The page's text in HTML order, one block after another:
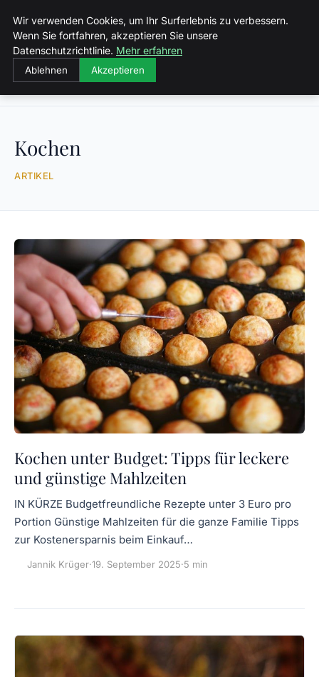
Malzminden
Kochen
ARTIKEL
Kochen unter Budget: Tipps für leckere
und günstige Mahlzeiten
IN KÜRZE Budgetfreundliche Rezepte unter 3 Euro pro
Portion Günstige Mahlzeiten für die ganze Familie Tipps
zur Kostenersparnis beim Einkauf…
Jannik Krüger·19. September 2025·5 min
Wir verwenden Cookies, um Ihr Surferlebnis zu verbessern.
Wenn Sie fortfahren, akzeptieren Sie unsere
Datenschutzrichtlinie. Mehr erfahren
Ablehnen Akzeptieren